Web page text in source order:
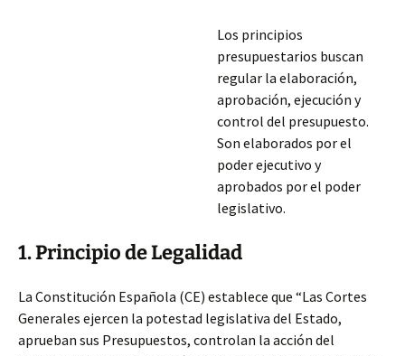
Los principios
presupuestarios buscan
regular la elaboración,
aprobación, ejecución y
control del presupuesto.
Son elaborados por el
poder ejecutivo y
aprobados por el poder
legislativo.
1. Principio de Legalidad
La Constitución Española (CE) establece que “Las Cortes
Generales ejercen la potestad legislativa del Estado,
aprueban sus Presupuestos, controlan la acción del